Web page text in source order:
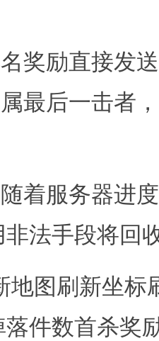
奖励直接发
最后一击者
着服务器进
法手段将回
地图刷新坐标
件数首杀奖